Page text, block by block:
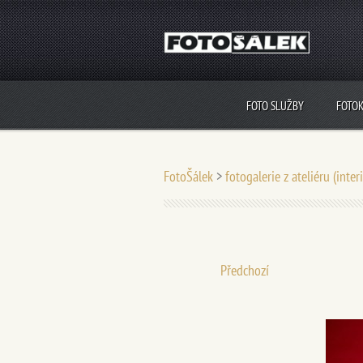
FOTO SLUŽBY
FotoŠálek >fotogalerie z ateliéru
Předchozí